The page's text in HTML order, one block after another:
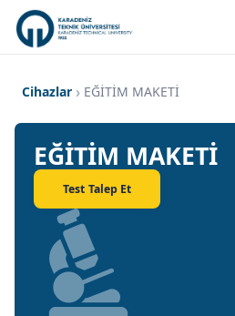
Cihazlar EĞİTİM MAKETİ
EĞİTİM MAKETİ
Test Talep Et